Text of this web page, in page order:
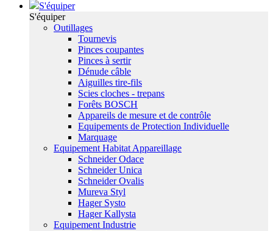
S'équiper
S'équiper
Outillages
Tournevis
Pinces coupantes
Pinces à sertir
Dénude câble
Aiguilles tire-fils
Scies cloches - trepans
Forêts BOSCH
Appareils de mesure et de contrôle
Equipements de Protection Individuelle
Marquage
Equipement Habitat Appareillage
Schneider Odace
Schneider Unica
Schneider Ovalis
Mureva Styl
Hager Systo
Hager Kallysta
Equipement Industrie